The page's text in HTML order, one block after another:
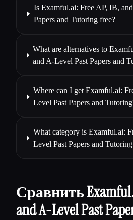
Is Examful.ai: Free AP, IB,
Papers and Tutoring free?
What are alternatives to
and A-Level Past Papers and
Where can I get Examful.ai:
Level Past Papers and
What category is Examful.ai:
Level Past Papers and
Сравнить
and A-Level Past